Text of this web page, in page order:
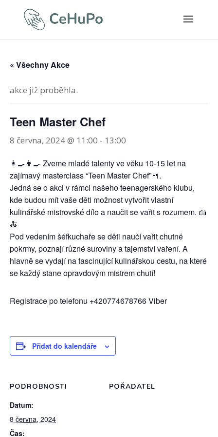
« Všechny Akce
akce již proběhla.
Teen Master Chef
8 června, 2024 @ 11:00 - 13:00
👩‍🍳👨‍🍳 Zveme mladé talenty ve věku 10-15 let na
zajímavý masterclass “Teen Master Chef”🍴.
Jedná se o akci v rámci našeho teenagerského klubu,
kde budou mít vaše děti možnost vytvořit vlastní
kulinářské mistrovské dílo a naučit se vařit s rozumem. 🍰
🍝
Pod vedením šéfkuchaře se děti naučí vařit chutné
pokrmy, poznají různé suroviny a tajemství vaření. A
hlavně se vydají na fascinující kulinářskou cestu, na které
se každý stane opravdovým mistrem chutí!
Registrace po telefonu +420774678766 Viber
Přidat do kalendáře
PODROBNOSTI
Datum:
8 června, 2024
Čas:
POŘADATEL